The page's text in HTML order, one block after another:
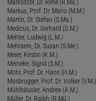
Marksitzer, Dr. René (R.Ma.)
Markus, Prof. Dr. Mario (M.M.)
Martin, Dr. Stefan (S.Ma.)
Medicus, Dr. Gerhard (G.M.)
Mehler, Ludwig (L.M.)
Mehraein, Dr. Susan (S.Me.)
Meier, Kirstin (K.M.)
Meineke, Sigrid (S.M.)
Mohr, Prof. Dr. Hans (H.M.)
Mosbrugger, Prof. Dr. Volker (V.M.)
Mühlhäusler, Andrea (A.M.)
Müller, Dr. Ralph (R.Mü.)